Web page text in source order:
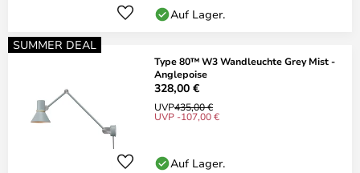
Auf Lager.
SUMMER DEAL
Type 80™ W3 Wandleuchte Grey Mist -
Anglepoise
328,00 €
UVP435,00 €
UVP -107,00 €
Auf Lager.